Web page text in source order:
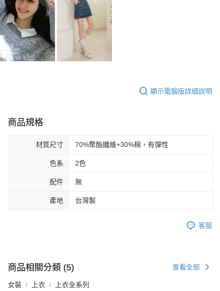
顯示電腦版詳細說明
商品規格
材質尺寸 70%聚酯纖維+30%棉，有彈性
色系 2色
配件 無
產地 台灣製
客服
商品相關分類 (5) 查看全部
女裝 上衣 上衣全系列